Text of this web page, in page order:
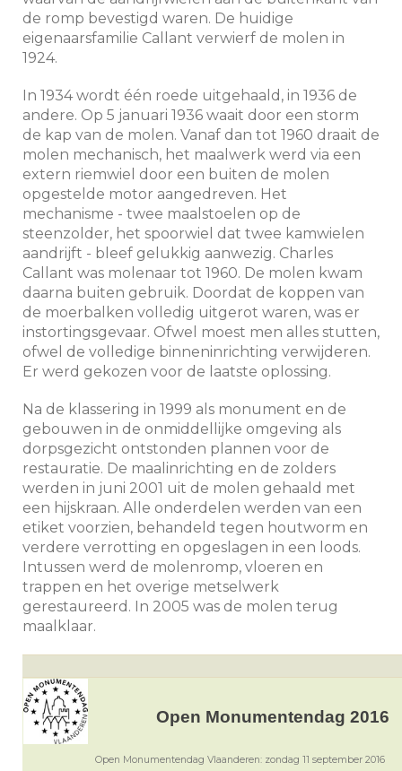
de romp bevestigd waren. De huidige
eigenaarsfamilie Callant verwierf de molen in
1924.
In 1934 wordt één roede uitgehaald, in 1936 de
andere. Op 5 januari 1936 waait door een storm
de kap van de molen. Vanaf dan tot 1960 draait de
molen mechanisch, het maalwerk werd via een
extern riemwiel door een buiten de molen
opgestelde motor aangedreven. Het
mechanisme - twee maalstoelen op de
steenzolder, het spoorwiel dat twee kamwielen
aandrijft - bleef gelukkig aanwezig. Charles
Callant was molenaar tot 1960. De molen kwam
daarna buiten gebruik. Doordat de koppen van
de moerbalken volledig uitgerot waren, was er
instortingsgevaar. Ofwel moest men alles stutten,
ofwel de volledige binneninrichting verwijderen.
Er werd gekozen voor de laatste oplossing.
Na de klassering in 1999 als monument en de
gebouwen in de onmiddellijke omgeving als
dorpsgezicht ontstonden plannen voor de
restauratie. De maalinrichting en de zolders
werden in juni 2001 uit de molen gehaald met
een hijskraan. Alle onderdelen werden van een
etiket voorzien, behandeld tegen houtworm en
verdere verrotting en opgeslagen in een loods.
Intussen werd de molenromp, vloeren en
trappen en het overige metselwerk
gerestaureerd. In 2005 was de molen terug
maalklaar.
Open Monumentendag 2016
Open Monumentendag Vlaanderen: zondag 11 september 2016